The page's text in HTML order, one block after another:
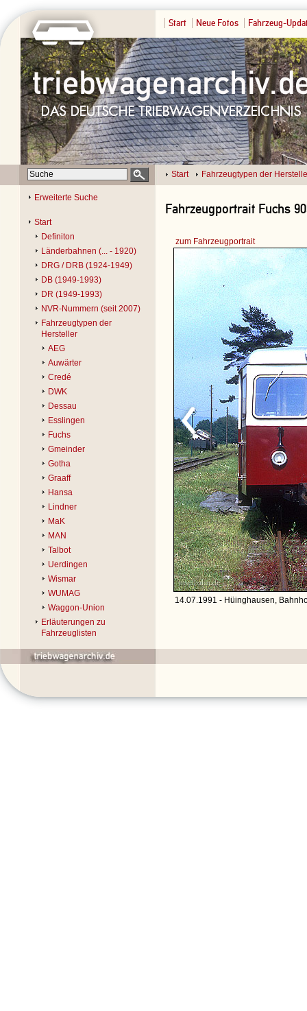
Start Neue Fotos Fahrzeug-
Start Fahrzeugtypen der
Erweiterte Suche
Start
Definiton
Länderbahnen (... - 1920)
DRG / DRB (1924-1949)
DB (1949-1993)
DR (1949-1993)
NVR-Nummern (seit 2007)
Fahrzeugtypen der
Hersteller
AEG
Auwärter
Credé
DWK
Dessau
Esslingen
Fuchs
Gmeinder
Gotha
Graaff
Hansa
Lindner
MaK
MAN
Talbot
Uerdingen
Wismar
WUMAG
Waggon-Union
Erläuterungen zu
Fahrzeuglisten
Fahrzeugportrait Fuchs
zum Fahrzeugportrait
14.07.1991 - Hüinghausen,